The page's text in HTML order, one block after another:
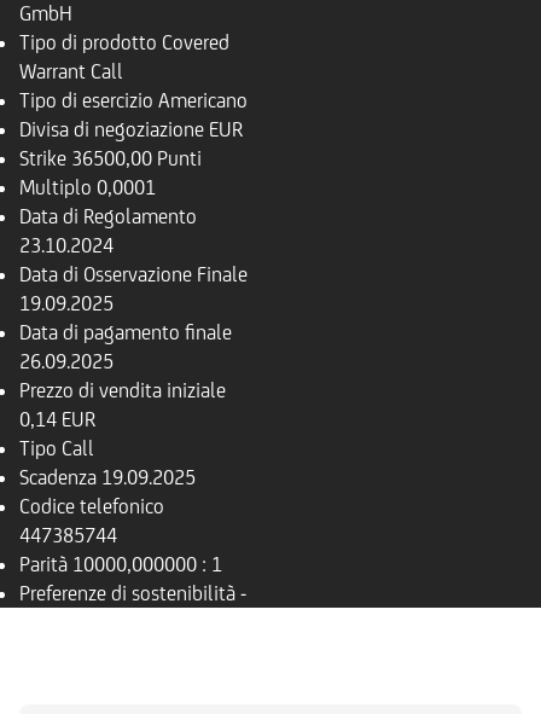
GmbH
Tipo di prodotto Covered
Warrant Call
Tipo di esercizio Americano
Divisa di negoziazione EUR
Strike 36500,00 Punti
Multiplo 0,0001
Data di Regolamento
23.10.2024
Data di Osservazione Finale
19.09.2025
Data di pagamento finale
26.09.2025
Prezzo di vendita iniziale
0,14 EUR
Tipo Call
Scadenza 19.09.2025
Codice telefonico
447385744
Parità 10000,000000 : 1
Preferenze di sostenibilità -